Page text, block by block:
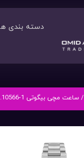
دسته بندی
/ ساعت مچی بیگوتی BG.1.10566-1